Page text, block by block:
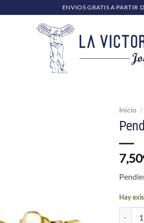
ENVIOS GRATIS A PARTIR
Inicio /
7,50
Hay